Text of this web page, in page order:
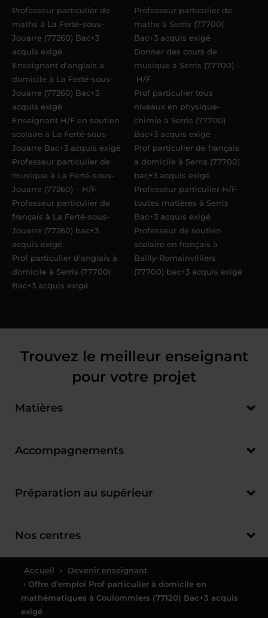
Professeur particulier de
maths à La Ferté-sous-
Jouarre (77260) Bac+3
acquis exigé
Enseignant d'anglais à
domicile à La Ferté-sous-
Jouarre (77260) Bac+3
acquis exigé
Enseignant H/F en soutien
scolaire à La Ferté-sous-
Jouarre Bac+3 acquis exigé
Professeur particulier de
musique à La Ferté-sous-
Jouarre (77260) – H/F
Professeur particulier de
français à La Ferté-sous-
Jouarre (77260) bac+3
acquis exigé
Prof particulier d'anglais à
domicile à Serris (77700)
Bac+3 acquis exigé
Professeur particulier de
maths à Serris (77700)
Bac+3 acquis exigé
Donner des cours de
musique à Serris (77700) –
H/F
Prof particulier tous
niveaux en physique-
chimie à Serris (77700)
Bac+3 acquis exigé
Prof particulier de français
à domicile à Serris (77700)
bac+3 acquis exigé
Professeur particulier H/F
toutes matières à Serris
Bac+3 acquis exigé
Professeur de soutien
scolaire en français à
Bailly-Romainvilliers
(77700) bac+3 acquis exigé
Trouvez le meilleur enseignant
pour votre projet
Matières
Accompagnements
Préparation au supérieur
Nos centres
Accueil ›
Devenir enseignant
› Offre d’emploi Prof particulier à domicile en
mathématiques à Coulommiers (77120) Bac+3 acquis
exigé